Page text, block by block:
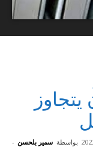
بواسطة سمير بلحسن -